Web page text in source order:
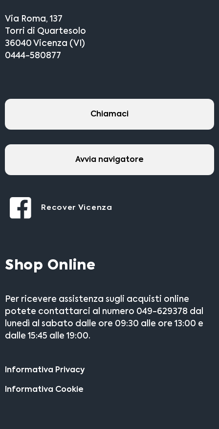
Via Roma, 137
Torri di Quartesolo
36040 Vicenza (VI)
0444-580877
Chiamaci
Avvia navigatore
Recover Vicenza
Shop Online
Per ricevere assistenza sugli acquisti online
potete contattarci al numero 049-629378 dal
lunedì al sabato dalle ore 09:30 alle ore 13:00 e
dalle 15:45 alle 19:00.
Informativa Privacy
Informativa Cookie